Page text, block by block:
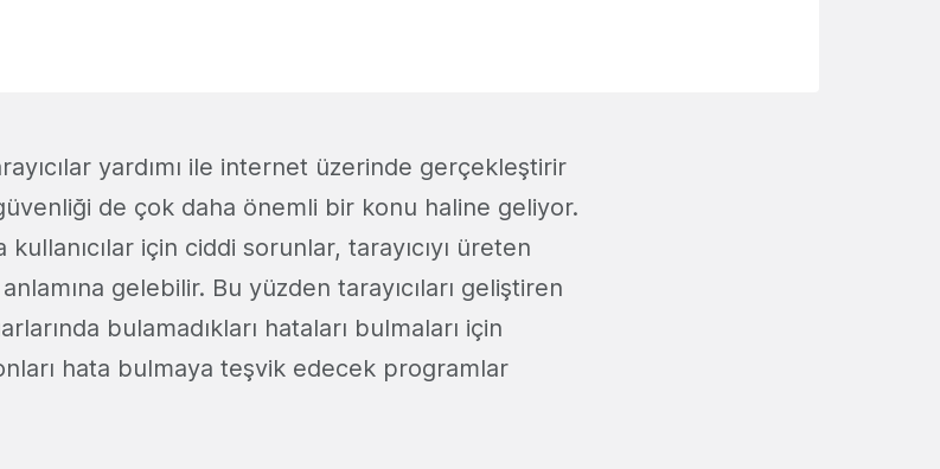
yardımı ile internet üzerinde gerçekleştirir
de çok daha önemli bir konu haline geliyor.
için ciddi sorunlar, tarayıcıyı üreten
gelebilir. Bu yüzden tarayıcıları geliştiren
bulamadıkları hataları bulmaları için
hata bulmaya teşvik edecek programlar